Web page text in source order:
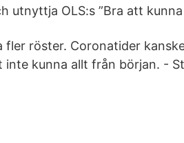
utnyttja OLS:s ”Bra att
röster. Coronatider
kunna allt från början. -